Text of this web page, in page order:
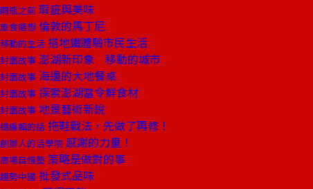
開瓶之前 瑕疵與美味
旅食隨想 倫敦的馬丁尼
移動的生活 搭地鐵體驗市民生活
封面故事 澎湖新印象 移動的城市
封面故事 海邊的大地餐桌
封面故事 探索澎湖當令鮮食材
封面故事 地景藝術新銳
總編輯的話 拖鞋戰法，先做了再修！
創辦人的活學院 感謝的力量！
商場自慢塾 策略是做對的事
趨勢中國 批發式品味